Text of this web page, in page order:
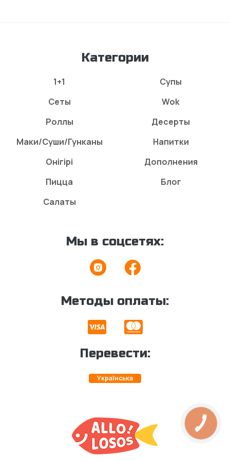
Категории
1+1
Сеты
Роллы
Маки/Суши/Гунканы
Онігірі
Пицца
Салаты
Супы
Wok
Десерты
Напитки
Дополнения
Блог
Мы в соцсетях:
Методы оплаты:
Перевести:
Українська